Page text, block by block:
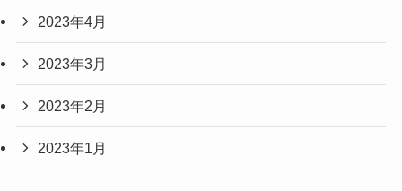
2023年4月
2023年3月
2023年2月
2023年1月